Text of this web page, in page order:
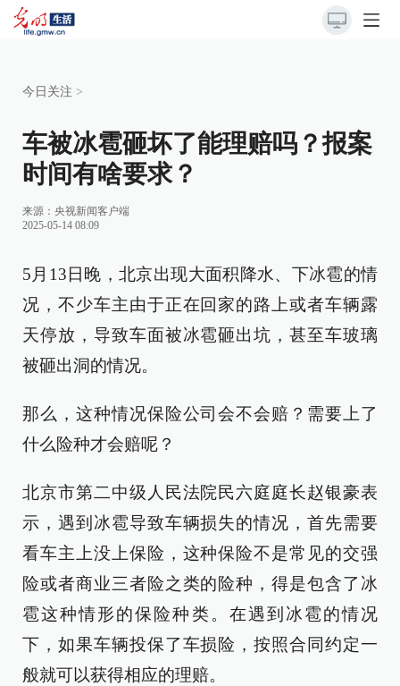
今日关注 >
车被冰雹砸坏了能理赔吗？报案
时间有啥要求？
来源： 央视新闻客户端
2025-05-14 08:09
5月13日晚，北京出现大面积降水、下冰雹的情
况，不少车主由于正在回家的路上或者车辆露
天停放，导致车面被冰雹砸出坑，甚至车玻璃
被砸出洞的情况。
那么，这种情况保险公司会不会赔？需要上了
什么险种才会赔呢？
北京市第二中级人民法院民六庭庭长赵银豪表
示，遇到冰雹导致车辆损失的情况，首先需要
看车主上没上保险，这种保险不是常见的交强
险或者商业三者险之类的险种，得是包含了冰
雹这种情形的保险种类。在遇到冰雹的情况
下，如果车辆投保了车损险，按照合同约定一
般就可以获得相应的理赔。